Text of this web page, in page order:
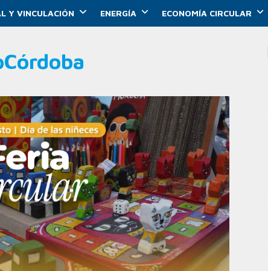
Y VINCULACIÓN ENERGÍA ECONOMÍA CIRCULAR